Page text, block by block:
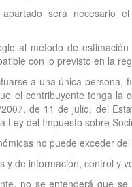
será necesario
al método de
con lo previsto en la
a una única persona,
el contribuyente tenga la
de 11 de julio, del
Ley del Impuesto sobre
no puede exceder
de información, control y
no se entenderá que